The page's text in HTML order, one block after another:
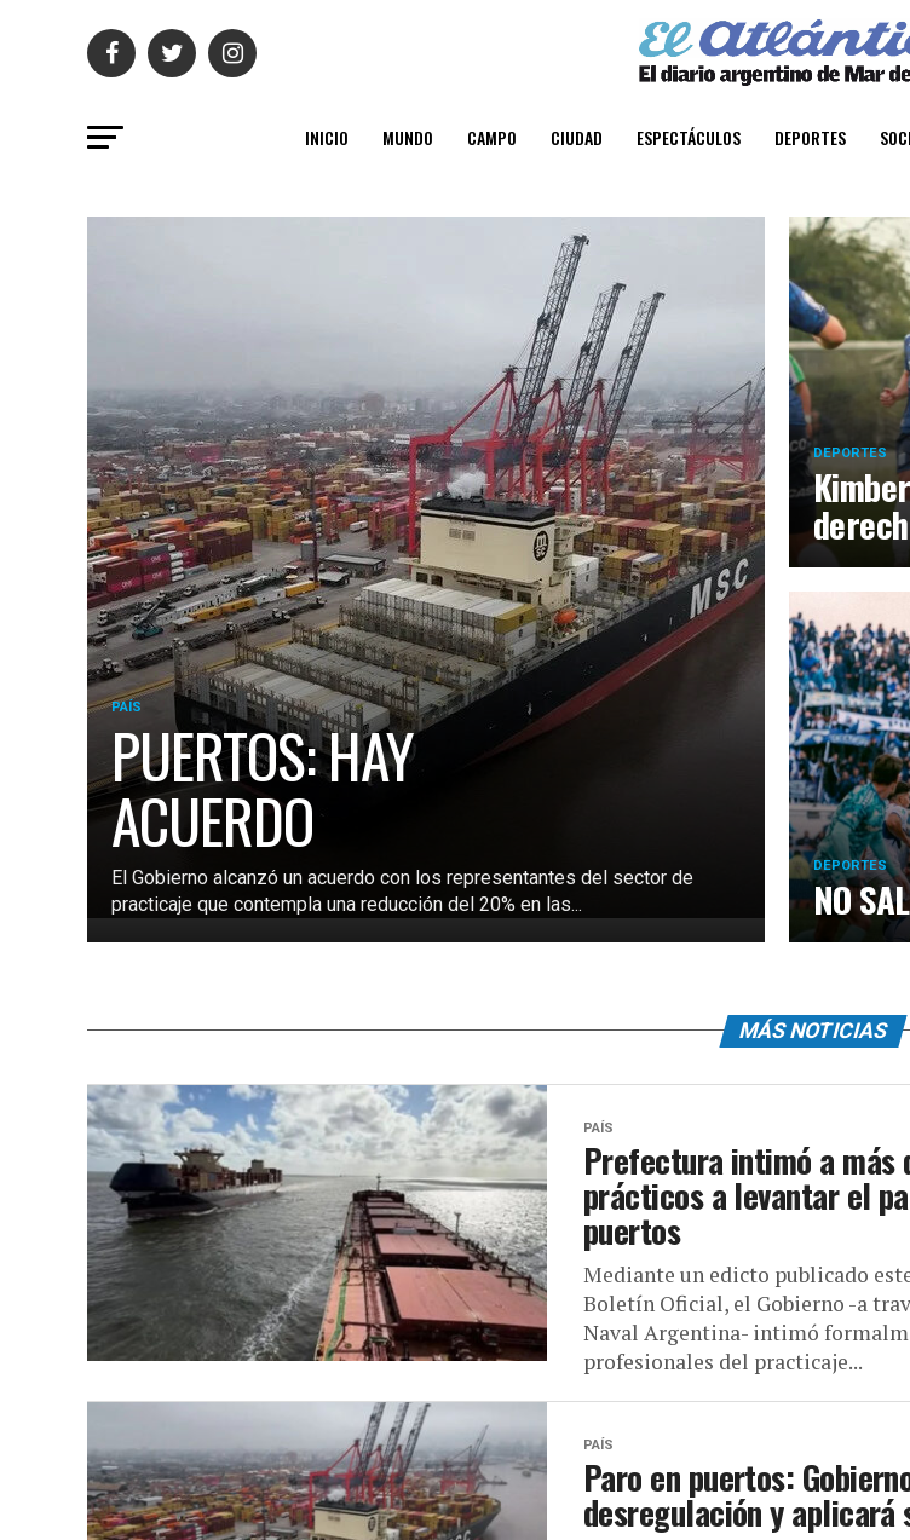
INICIO MUNDO CAMPO CIUDAD ESPECTÁCULOS DEPORTES
PAÍS
PUERTOS: HAY
ACUERDO
El Gobierno alcanzó un acuerdo con los representantes del sector de
practicaje que contempla una reducción del 20% en las...
DEPORTES
DEPORTES
NO
MÁS NOTICIAS
PAÍS
Prefectura intimó a más
prácticos a levantar el
puertos
Mediante un edicto publicado
Boletín Oficial, el Gobierno -a
Naval Argentina- intimó
profesionales del practicaje...
PAÍS
Paro en puertos:
desregulación y aplicará